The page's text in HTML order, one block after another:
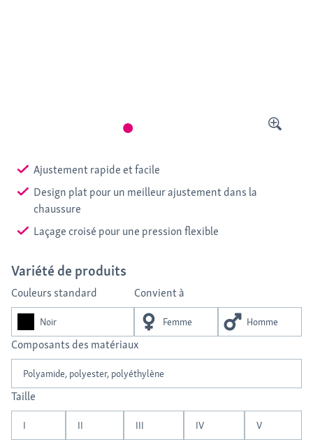
Ajustement rapide et facile
Design plat pour un meilleur ajustement dans la
chaussure
Laçage croisé pour une pression flexible
Variété de produits
Couleurs standard
Noir
Convient à
Femme Homme
Composants des matériaux
Polyamide, polyester, polyéthylène
Taille
I II III IV V